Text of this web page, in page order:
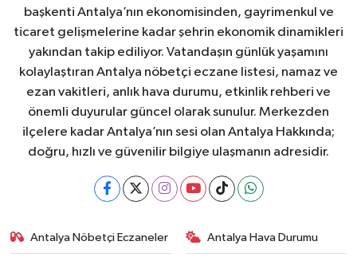
başkenti Antalya’nın ekonomisinden, gayrimenkul ve
ticaret gelişmelerine kadar şehrin ekonomik dinamikleri
yakından takip ediliyor. Vatandaşın günlük yaşamını
kolaylaştıran Antalya nöbetçi eczane listesi, namaz ve
ezan vakitleri, anlık hava durumu, etkinlik rehberi ve
önemli duyurular güncel olarak sunulur. Merkezden
ilçelere kadar Antalya’nın sesi olan Antalya Hakkında;
doğru, hızlı ve güvenilir bilgiye ulaşmanın adresidir.
Antalya Nöbetçi Eczaneler Antalya Hava Durumu